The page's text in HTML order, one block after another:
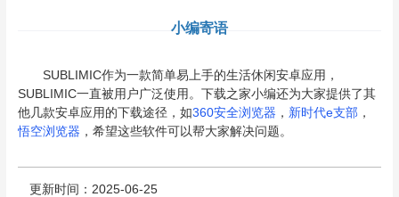
小编寄语
SUBLIMIC作为一款简单易上手的生活休闲安卓应用，
SUBLIMIC一直被用户广泛使用。下载之家小编还为大家提供了其
他几款安卓应用的下载途径，如360安全浏览器 ， 新时代e支部，
悟空浏览器 ，希望这些软件可以帮大家解决问题。
更新时间：2025-06-25